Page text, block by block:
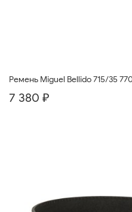
Ремень Miguel Bellido 715/35
7 380 ₽